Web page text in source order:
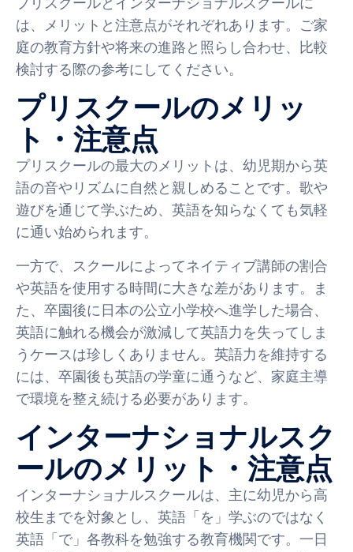
は、メリットと注意点がそれぞれあります。ご家
庭の教育方針や将来の進路と照らし合わせ、比較
検討する際の参考にしてください。
プリスクールのメリッ
ト・注意点
プリスクールの最大のメリットは、幼児期から英
語の音やリズムに自然と親しめることです。歌や
遊びを通じて学ぶため、英語を知らなくても気軽
に通い始められます。
一方で、スクールによってネイティブ講師の割合
や英語を使用する時間に大きな差があります。ま
た、卒園後に日本の公立小学校へ進学した場合、
英語に触れる機会が激減して英語力を失ってしま
うケースは珍しくありません。英語力を維持する
には、卒園後も英語の学童に通うなど、家庭主導
で環境を整え続ける必要があります。
インターナショナルスク
ールのメリット・注意点
インターナショナルスクールは、主に幼児から高
校生までを対象とし、英語「を」学ぶのではなく
英語「で」各教科を勉強する教育機関です。一日